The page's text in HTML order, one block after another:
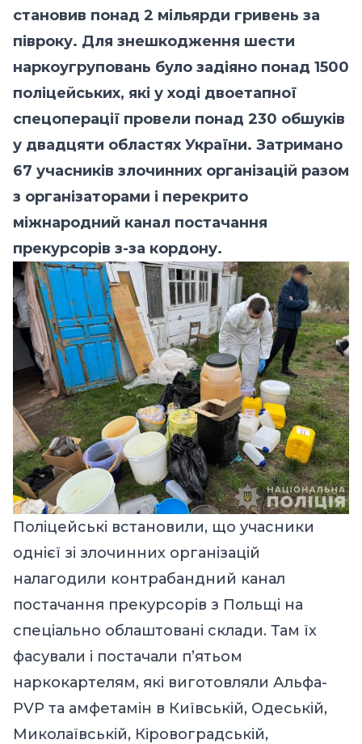
становив понад 2 мільярди гривень за
півроку. Для знешкодження шести
наркоугруповань було задіяно понад 1500
поліцейських, які у ході двоетапної
спецоперації провели понад 230 обшуків
у двадцяти областях України. Затримано
67 учасників злочинних організацій разом
з організаторами і перекрито
міжнародний канал постачання
прекурсорів з-за кордону.
Поліцейські встановили, що учасники
однієї зі злочинних організацій
налагодили контрабандний канал
постачання прекурсорів з Польщі на
спеціально облаштовані склади. Там їх
фасували і постачали п’ятьом
наркокартелям, які виготовляли Альфа-
PVP та амфетамін в Київській, Одеській,
Миколаївській, Кіровоградській,